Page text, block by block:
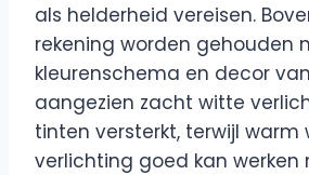
als helderheid vereisen.
rekening worden gehouden
kleurenschema en decor
aangezien zacht witte
tinten versterkt, terwijl warm
verlichting goed kan werken